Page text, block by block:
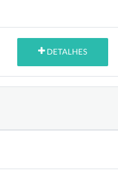
DETALHES